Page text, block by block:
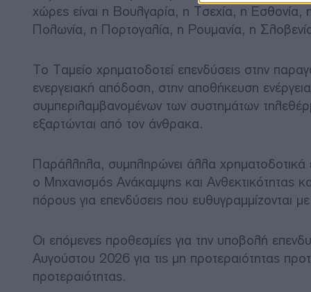
χώρες είναι η Βουλγαρία, η Τσεχία, η
Πολωνία, η Πορτογαλία, η Ρουμανία, η
Το Ταμείο χρηματοδοτεί επενδύσεις στην
ενεργειακή απόδοση, στην αποθήκευση
συμπεριλαμβανομένων των συστημάτων
εξαρτώνται από τον άνθρακα.
Παράλληλα, συμπληρώνει άλλα
ο Μηχανισμός Ανάκαμψης και Ανθεκτικότητας
πόρους για επενδύσεις που
Οι επόμενες προθεσμίες για την υποβολή
Αυγούστου 2026 για τις μη προτεραιότητας
προτεραιότητας.